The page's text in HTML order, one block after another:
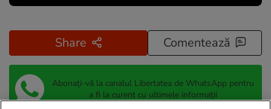
Share Comentează
Abonați-vă la canalul Libertatea de WhatsApp pentru
a fi la curent cu ultimele informații